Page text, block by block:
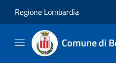
Regione Lombardia
Comune di